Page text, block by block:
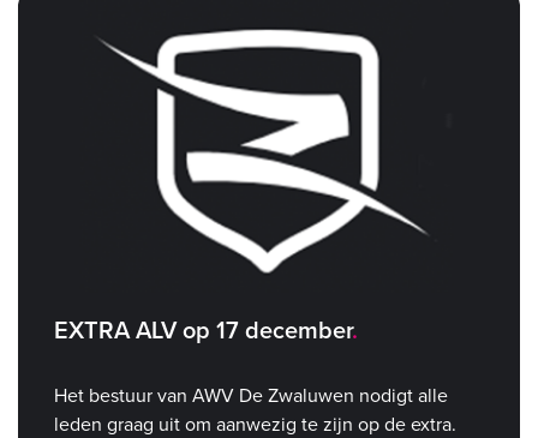
EXTRA ALV op 17 december
Het bestuur van AWV De Zwaluwen nodigt alle
leden graag uit om aanwezig te zijn op de extra.